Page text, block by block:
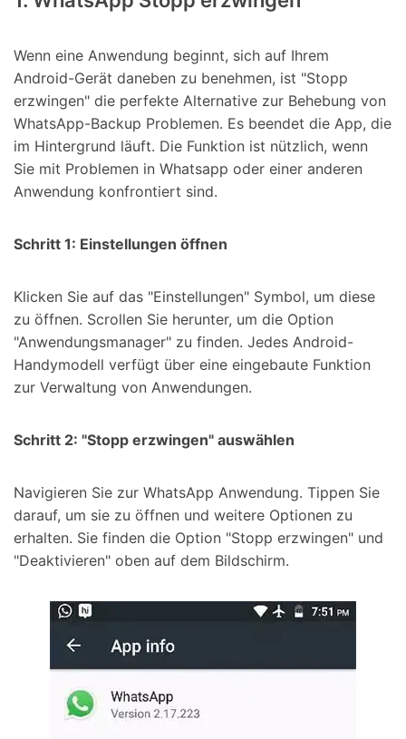
Wenn eine Anwendung beginnt, sich auf Ihrem
Android-Gerät daneben zu benehmen, ist "Stopp
erzwingen" die perfekte Alternative zur Behebung von
WhatsApp-Backup Problemen. Es beendet die App, die
im Hintergrund läuft. Die Funktion ist nützlich, wenn
Sie mit Problemen in Whatsapp oder einer anderen
Anwendung konfrontiert sind.
Schritt 1: Einstellungen öffnen
Klicken Sie auf das "Einstellungen" Symbol, um diese
zu öffnen. Scrollen Sie herunter, um die Option
"Anwendungsmanager" zu finden. Jedes Android-
Handymodell verfügt über eine eingebaute Funktion
zur Verwaltung von Anwendungen.
Schritt 2: "Stopp erzwingen" auswählen
Navigieren Sie zur WhatsApp Anwendung. Tippen Sie
darauf, um sie zu öffnen und weitere Optionen zu
erhalten. Sie finden die Option "Stopp erzwingen" und
"Deaktivieren" oben auf dem Bildschirm.